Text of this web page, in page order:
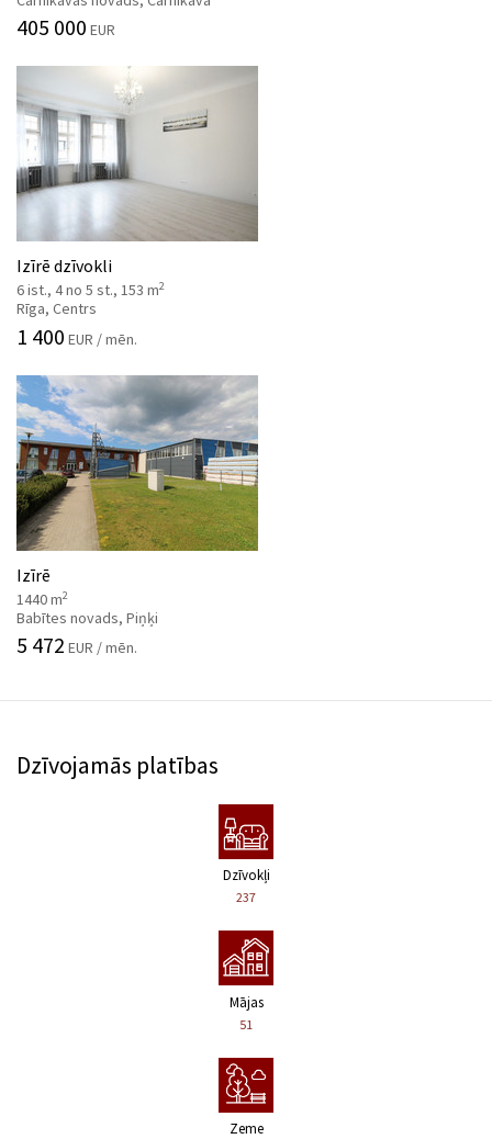
405 000 EUR
Izīrē dzīvokli
6 ist., 4 no 5 st., 153 m2
Rīga, Centrs
1 400 EUR / mēn.
Izīrē
1440 m2
Babītes novads, Piņķi
5 472 EUR / mēn.
Dzīvojamās platības
Dzīvokļi
237
Mājas
51
Zeme